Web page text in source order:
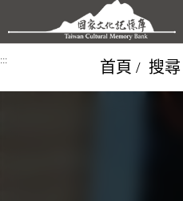
跳到主要內容區塊
::: 首頁 搜尋